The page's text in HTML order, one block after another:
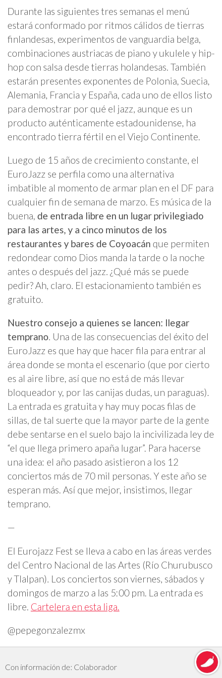
Durante las siguientes tres semanas el menú
estará conformado por ritmos cálidos de tierras
finlandesas, experimentos de vanguardia belga,
combinaciones austriacas de piano y ukulele y hip-
hop con salsa desde tierras holandesas. También
estarán presentes exponentes de Polonia, Suecia,
Alemania, Francia y España, cada uno de ellos listo
para demostrar por qué el jazz, aunque es un
producto auténticamente estadounidense, ha
encontrado tierra fértil en el Viejo Continente.
Luego de 15 años de crecimiento constante, el
EuroJazz se perfila como una alternativa
imbatible al momento de armar plan en el DF para
cualquier fin de semana de marzo. Es música de la
buena, de entrada libre en un lugar privilegiado
para las artes, y a cinco minutos de los
restaurantes y bares de Coyoacán que permiten
redondear como Dios manda la tarde o la noche
antes o después del jazz. ¿Qué más se puede
pedir? Ah, claro. El estacionamiento también es
gratuito.
Nuestro consejo a quienes se lancen: llegar
temprano. Una de las consecuencias del éxito del
EuroJazz es que hay que hacer fila para entrar al
área donde se monta el escenario (que por cierto
es al aire libre, así que no está de más llevar
bloqueador y, por las canijas dudas, un paraguas).
La entrada es gratuita y hay muy pocas filas de
sillas, de tal suerte que la mayor parte de la gente
debe sentarse en el suelo bajo la incivilizada ley de
“el que llega primero apaña lugar”. Para hacerse
una idea: el año pasado asistieron a los 12
conciertos más de 70 mil personas. Y este año se
esperan más. Así que mejor, insistimos, llegar
temprano.
—
El Eurojazz Fest se lleva a cabo en las áreas verdes
del Centro Nacional de las Artes (Río Churubusco
y Tlalpan). Los conciertos son viernes, sábados y
domingos de marzo a las 5:00 pm. La entrada es
libre. Cartelera en esta liga.
@pepegonzalezmx
Con información de: Colaborador